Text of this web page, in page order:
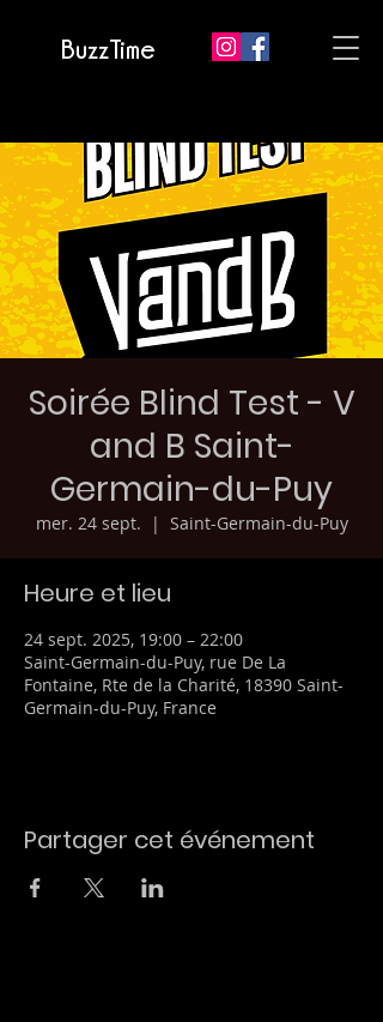
BuzzTime
Soirée Blind Test - V
and B Saint-
Germain-du-Puy
mer. 24 sept.
  |
Saint-Germain-du-Puy
Heure et lieu
24 sept. 2025, 19:00 – 22:00
Saint-Germain-du-Puy, rue De La
Fontaine, Rte de la Charité, 18390 Saint-
Germain-du-Puy, France
Partager cet événement